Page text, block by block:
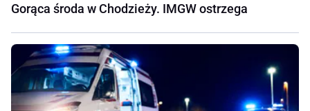
Gorąca środa w Chodzieży. IMGW ostrzega